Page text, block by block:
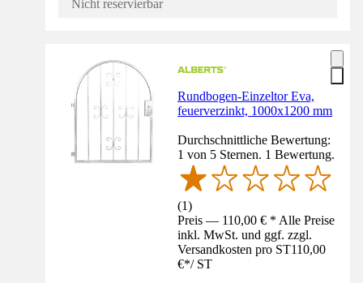
Nicht reservierbar
Rundbogen-Einzeltor Eva,
feuerverzinkt, 1000x1200 mm
Durchschnittliche Bewertung:
1 von 5 Sternen. 1 Bewertung.
(1)
Preis — 110,00 € * Alle Preise
inkl. MwSt. und ggf. zzgl.
Versandkosten pro ST110,00
€*/ ST